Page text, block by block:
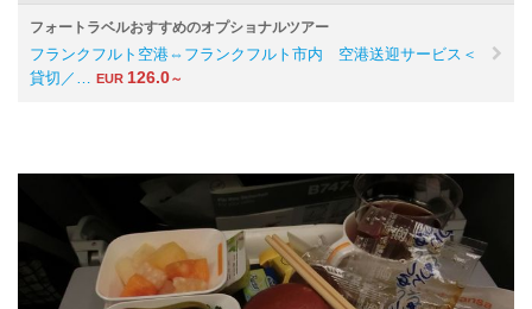
フォートラベルおすすめのオプショナルツアー
フランクフルト空港⇔フランクフルト市内 空港送迎サービス＜
貸切／… EUR 126.0～